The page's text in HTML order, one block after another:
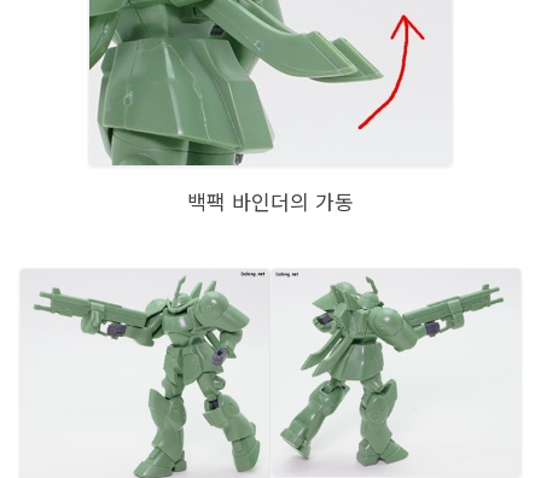
백팩 바인더의 가동